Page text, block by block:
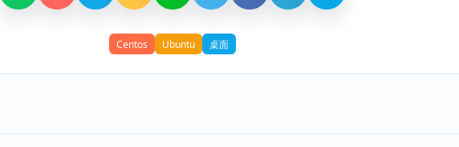
Centos Ubuntu 桌面